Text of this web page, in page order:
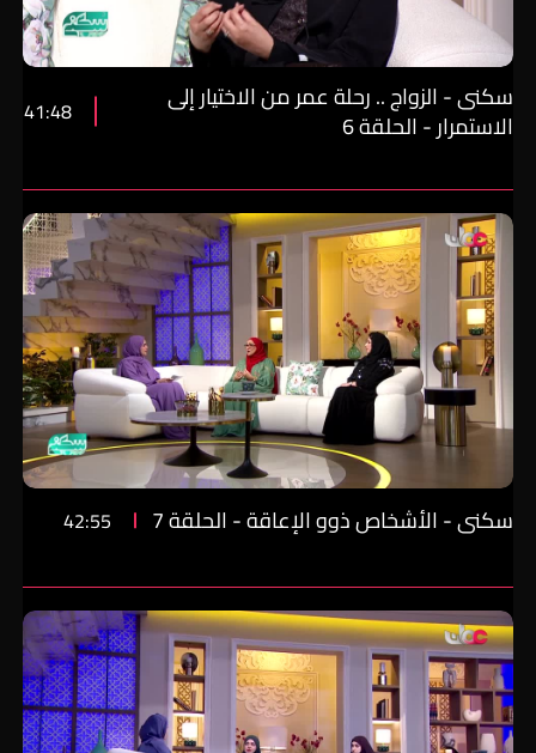
سكنى - الزواج .. رحلة عمر من الاختيار إلى
الاستمرار - الحلقة 6 41:48
سكنى - الأشخاص ذوو الإعاقة - الحلقة 7 42:55